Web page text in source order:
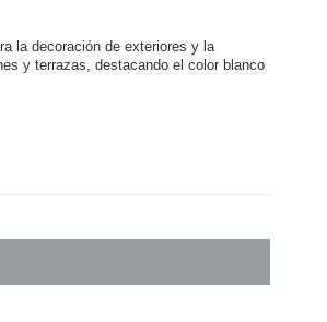
la decoración de exteriores y la
y terrazas, destacando el color blanco